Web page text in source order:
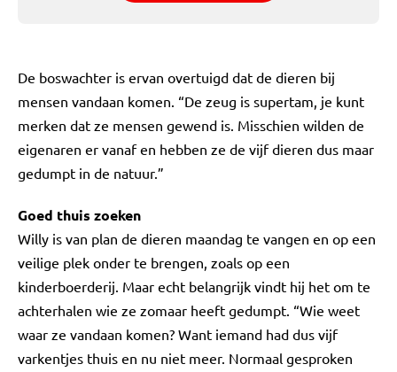
De boswachter is ervan overtuigd dat de dieren bij
mensen vandaan komen. “De zeug is supertam, je kunt
merken dat ze mensen gewend is. Misschien wilden de
eigenaren er vanaf en hebben ze de vijf dieren dus maar
gedumpt in de natuur.”
Goed thuis zoeken
Willy is van plan de dieren maandag te vangen en op een
veilige plek onder te brengen, zoals op een
kinderboerderij. Maar echt belangrijk vindt hij het om te
achterhalen wie ze zomaar heeft gedumpt. “Wie weet
waar ze vandaan komen? Want iemand had dus vijf
varkentjes thuis en nu niet meer. Normaal gesproken